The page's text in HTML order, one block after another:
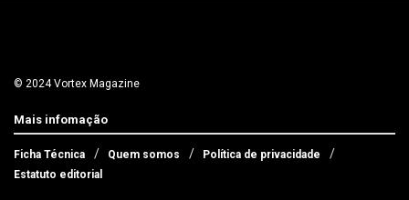
© 2024 Vortex Magazine
Mais infomação
Ficha Técnica Quem somos
Política de privacidade
Estatuto editorial